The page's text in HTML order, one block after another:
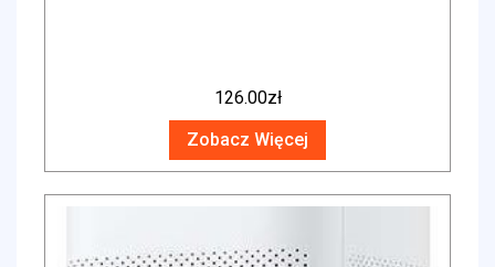
126.00zł
Zobacz Więcej